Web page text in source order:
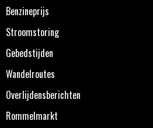
Benzineprijs
Stroomstoring
Gebedstijden
Wandelroutes
Overlijdensberichten
Rommelmarkt